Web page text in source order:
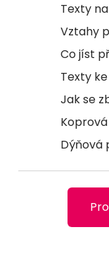
Texty
Vztahy
Co jíst
Texty
Jak se
Dýňová